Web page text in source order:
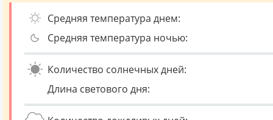
Средняя температура днем:
Средняя температура ночью:
Количество солнечных дней:
Длина светового дня: